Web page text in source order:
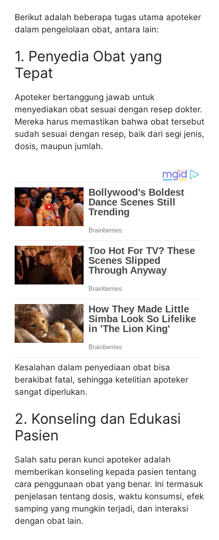
Berikut adalah beberapa tugas utama apoteker
dalam pengelolaan obat, antara lain:
1. Penyedia Obat yang
Tepat
Apoteker bertanggung jawab untuk
menyediakan obat sesuai dengan resep dokter.
Mereka harus memastikan bahwa obat tersebut
sudah sesuai dengan resep, baik dari segi jenis,
dosis, maupun jumlah.
Kesalahan dalam penyediaan obat bisa
berakibat fatal, sehingga ketelitian apoteker
sangat diperlukan.
2. Konseling dan Edukasi
Pasien
Salah satu peran kunci apoteker adalah
memberikan konseling kepada pasien tentang
cara penggunaan obat yang benar. Ini termasuk
penjelasan tentang dosis, waktu konsumsi, efek
samping yang mungkin terjadi, dan interaksi
dengan obat lain.